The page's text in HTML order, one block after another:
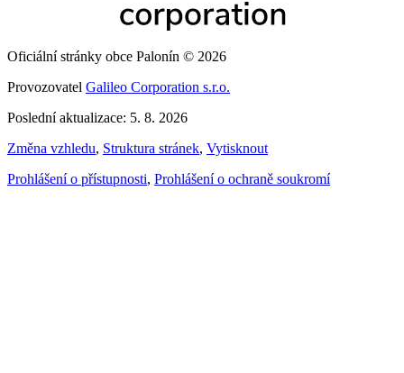
Oficiální stránky obce Palonín © 2026
Provozovatel Galileo Corporation s.r.o.
Poslední aktualizace: 5. 8. 2026
Změna vzhledu, Struktura stránek, Vytisknout
Prohlášení o přístupnosti, Prohlášení o ochraně soukromí